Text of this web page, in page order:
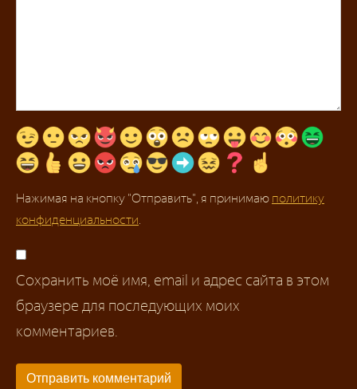
Нажимая на кнопку "Отправить", я принимаю политику
конфиденциальности.
Сохранить моё имя, email и адрес сайта в этом
браузере для последующих моих
комментариев.